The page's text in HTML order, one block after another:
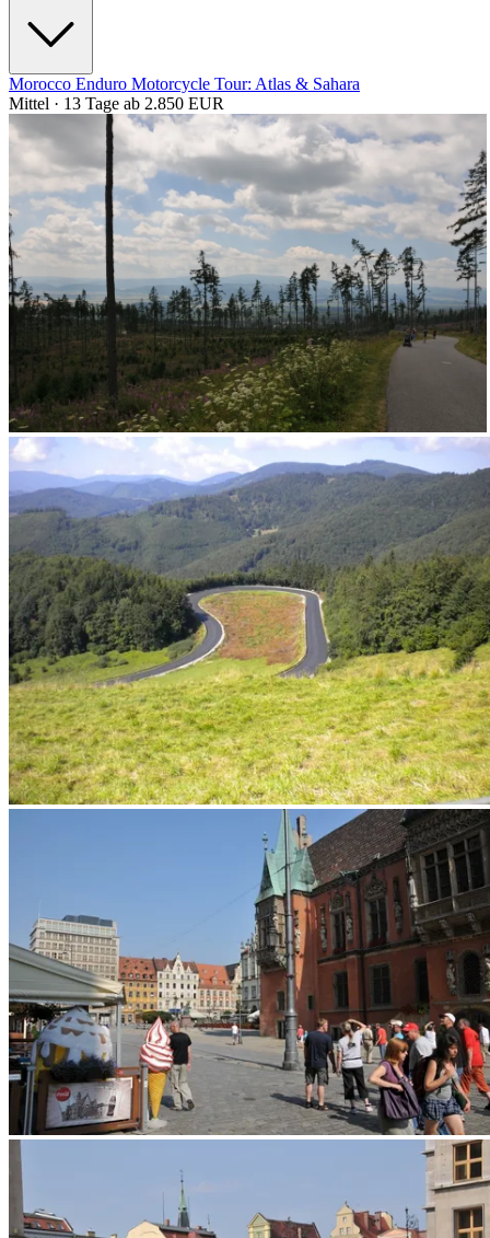
Morocco Enduro Motorcycle Tour: Atlas & Sahara
Mittel · 13 Tage ab 2.850 EUR